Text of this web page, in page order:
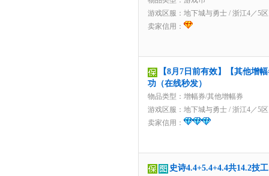
游戏区服： 地下城与勇士 / 浙江4／5区
卖家信用：
【8月7日前有效】【其他增
功（在线秒发）
物品类型：增幅券/其他增幅券
游戏区服： 地下城与勇士 / 浙江4／5区
卖家信用：
史诗4.4+5.4+4.4共14.2技